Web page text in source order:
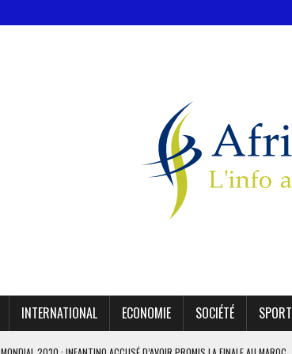
INTERNATIONAL ECONOMIE SOCIÉTÉ SPORT